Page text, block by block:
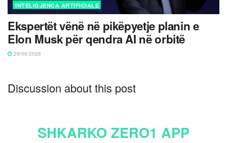
INTELIGJENCA ARTIFICIALE
Ekspertët vënë në pikëpyetje planin e
Elon Musk për qendra AI në orbitë
29/06/2026
Discussion about this post
SHKARKO ZERO1 APP